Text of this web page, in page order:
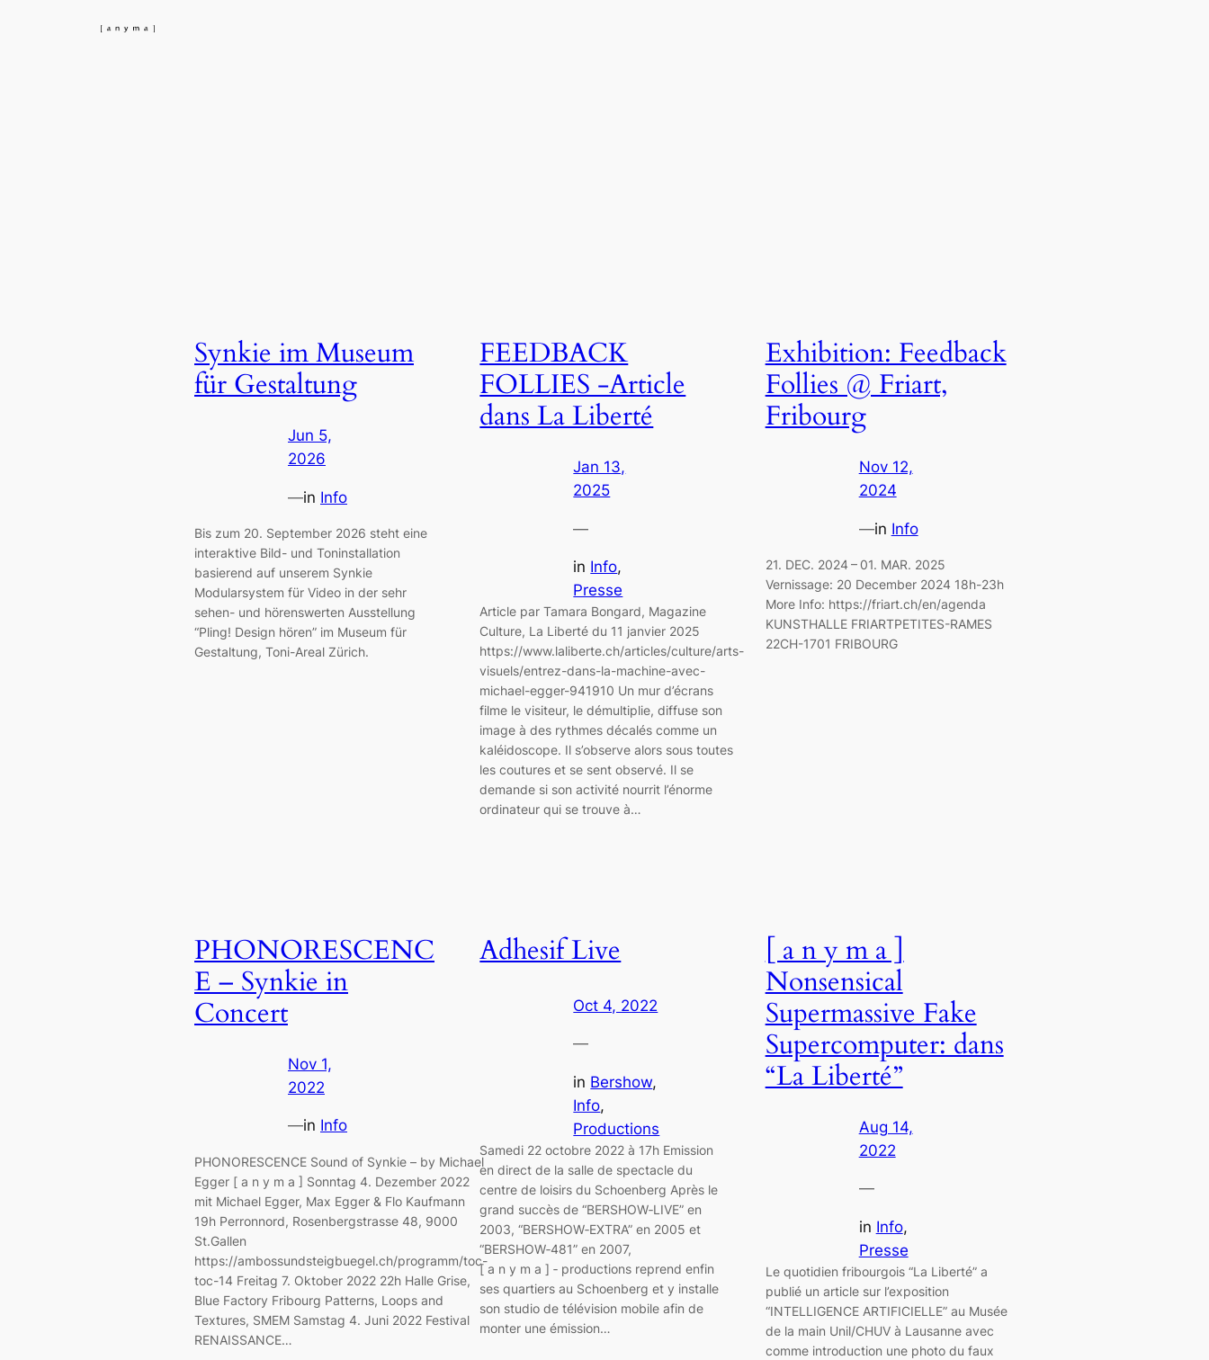
Synkie im Museum
für Gestaltung
Jun 5,
2026
—in Info
Bis zum 20. September 2026 steht eine
interaktive Bild- und Toninstallation
basierend auf unserem Synkie
Modularsystem für Video in der sehr
sehen- und hörenswerten Ausstellung
“Pling! Design hören” im Museum für
Gestaltung, Toni-Areal Zürich.
FEEDBACK
FOLLIES -Article
dans La Liberté
Jan 13,
2025
—
in Info
Presse
Article par Tamara Bongard, Magazine
Culture, La Liberté du 11 janvier 2025
https://www.laliberte.ch/articles/culture/arts-
visuels/entrez-dans-la-machine-avec-
michael-egger-941910 Un mur d’écrans
filme le visiteur, le démultiplie, diffuse son
image à des rythmes décalés comme un
kaléidoscope. Il s’observe alors sous toutes
les coutures et se sent observé. Il se
demande si son activité nourrit l’énorme
ordinateur qui se trouve à…
Exhibition: Feedback
Follies @ Friart,
Fribourg
Nov 12,
2024
—in Info
21. DEC. 2024 – 01. MAR. 2025
Vernissage: 20 December 2024 18h-23h
More Info: https://friart.ch/en/agenda
KUNSTHALLE FRIARTPETITES-RAMES
22CH-1701 FRIBOURG
PHONORESCENC
E – Synkie in
Concert
Nov 1,
2022
—in Info
PHONORESCENCE Sound of Synkie – by Michael
Egger [ a n y m a ] Sonntag 4. Dezember 2022
mit Michael Egger, Max Egger & Flo Kaufmann
19h Perronnord, Rosenbergstrasse 48, 9000
St.Gallen
https://ambossundsteigbuegel.ch/programm/toc-
toc-14 Freitag 7. Oktober 2022 22h Halle Grise,
Blue Factory Fribourg Patterns, Loops and
Textures, SMEM Samstag 4. Juni 2022 Festival
RENAISSANCE…
Adhesif Live
Oct 4, 2022
—
in Bershow
Info
Productions
Samedi 22 octobre 2022 à 17h Emission
en direct de la salle de spectacle du
centre de loisirs du Schoenberg Après le
grand succès de “BERSHOW‑LIVE” en
2003, “BERSHOW‑EXTRA” en 2005 et
“BERSHOW‑481” en 2007,
[ a n y m a ] ‑ productions reprend enfin
ses quartiers au Schoenberg et y installe
son studio de télévision mobile afin de
monter une émission…
[ a n y m a ]
Nonsensical
Supermassive Fake
Supercomputer: dans
“La Liberté”
Aug 14,
2022
—
in Info
Presse
Le quotidien fribourgois “La Liberté” a
publié un article sur l’exposition
“INTELLIGENCE ARTIFICIELLE” au Musée
de la main Unil/CHUV à Lausanne avec
comme introduction une photo du faux